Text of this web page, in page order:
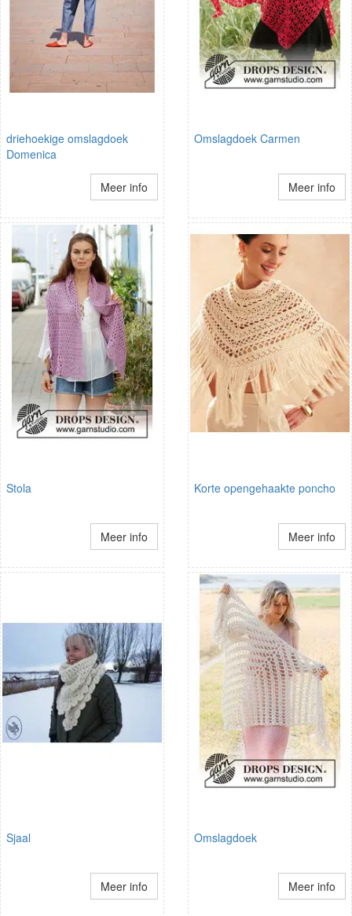
driehoekige omslagdoek
Domenica
Meer info
Omslagdoek Carmen
Meer info
Stola
Meer info
Korte opengehaakte poncho
Meer info
Sjaal
Meer info
Omslagdoek
Meer info